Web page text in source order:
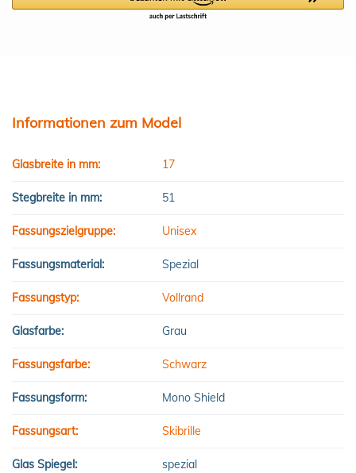
Informationen zum Model
Glasbreite in mm: 17
Stegbreite in mm: 51
Fassungszielgruppe: Unisex
Fassungsmaterial: Spezial
Fassungstyp: Vollrand
Glasfarbe: Grau
Fassungsfarbe: Schwarz
Fassungsform: Mono Shield
Fassungsart: Skibrille
Glas Spiegel: spezial